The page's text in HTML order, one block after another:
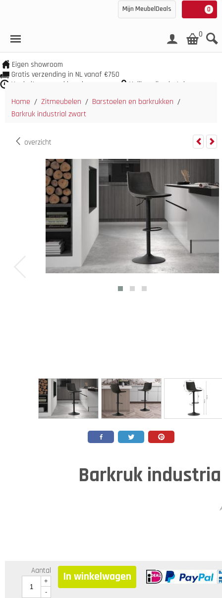
0
Mijn MeubelDeals
0
Eigen showroom
Gratis verzending in NL vanaf €750
Veel uit voorraad leverbaar
Veilig online betalen
Home / Zitmeubelen / Barstoelen en barkrukken /
Barkruk industrial zwart
overzicht
Barkruk
Aantal
+
-
In winkelwagen